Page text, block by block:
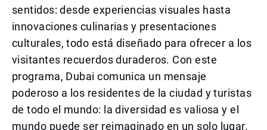
sentidos: desde experiencias visuales hasta
innovaciones culinarias y presentaciones
culturales, todo está diseñado para ofrecer a los
visitantes recuerdos duraderos. Con este
programa, Dubai comunica un mensaje
poderoso a los residentes de la ciudad y turistas
de todo el mundo: la diversidad es valiosa y el
mundo puede ser reimaginado en un solo lugar.